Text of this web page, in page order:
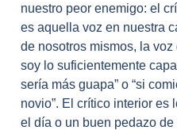
nuestro peor enemigo: el
es aquella voz en nuestra
de nosotros mismos, la
soy lo suficientemente
sería más guapa” o “si
novio”. El crítico interior es
el día o un buen pedazo